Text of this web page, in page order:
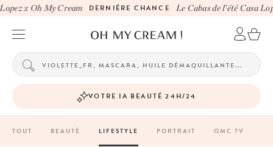
x Oh My Cream DERNIÈRE CHANCE Le Cabas de l'été Casa
VOTRE IA BEAUTÉ 24H/24
TOUT BEAUTÉ LIFESTYLE PORTRAIT OMC TV